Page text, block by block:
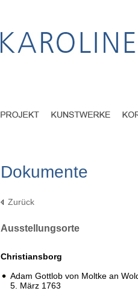
Dokumente
Zurück
Ausstellungsorte
Christiansborg
Adam Gottlob von Moltke an
5. März 1763